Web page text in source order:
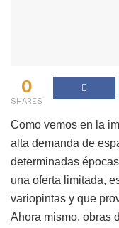
0
SHARES
Como vemos en la
alta demanda de
determinadas
una oferta limitada,
variopintas y que
Ahora mismo, obras